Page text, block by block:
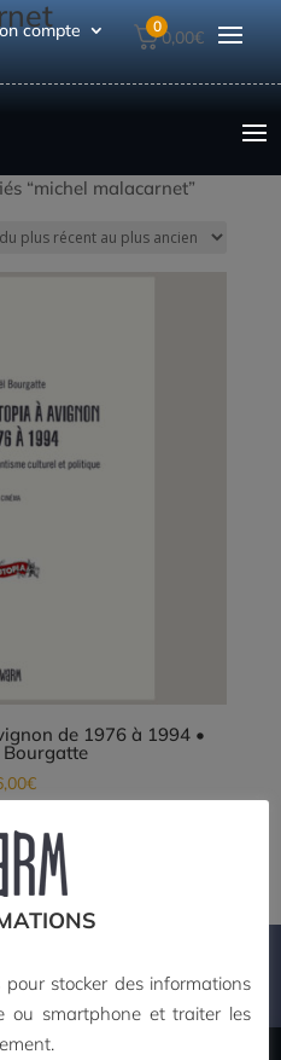
compte 00,00€
“michel malacarnet”
de 1976 à 1994 •
Bourgatte
€
au panier
stocker des informations
ou smartphone et traiter les